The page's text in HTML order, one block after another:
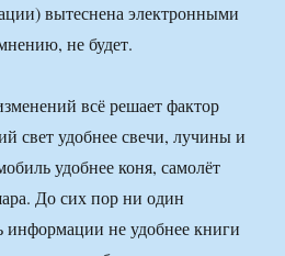
вытеснена электронными
не будет.
всё решает фактор
свет удобнее свечи, лучины и
удобнее коня, самолёт
До сих пор ни один
информации не удобнее книги